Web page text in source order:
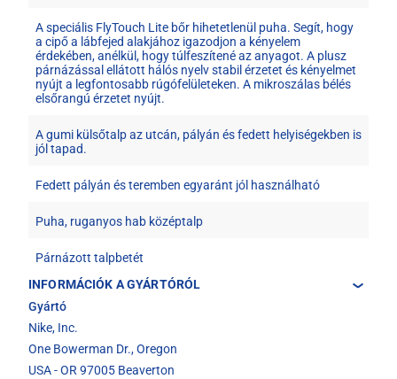
A speciális FlyTouch Lite bőr hihetetlenül puha. Segít, hogy
a cipő a lábfejed alakjához igazodjon a kényelem
érdekében, anélkül, hogy túlfeszítené az anyagot. A plusz
párnázással ellátott hálós nyelv stabil érzetet és kényelmet
nyújt a legfontosabb rúgófelületeken. A mikroszálas bélés
elsőrangú érzetet nyújt.
A gumi külsőtalp az utcán, pályán és fedett helyiségekben is
jól tapad.
Fedett pályán és teremben egyaránt jól használható
Puha, ruganyos hab középtalp
Párnázott talpbetét
INFORMÁCIÓK A GYÁRTÓRÓL
Gyártó
Nike, Inc.
One Bowerman Dr., Oregon
USA - OR 97005 Beaverton